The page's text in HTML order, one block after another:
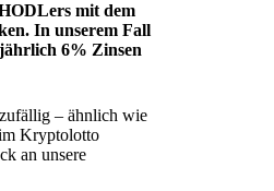
mit dem
In unserem Fall
6% Zinsen
– ähnlich wie
Kryptolotto
an unsere